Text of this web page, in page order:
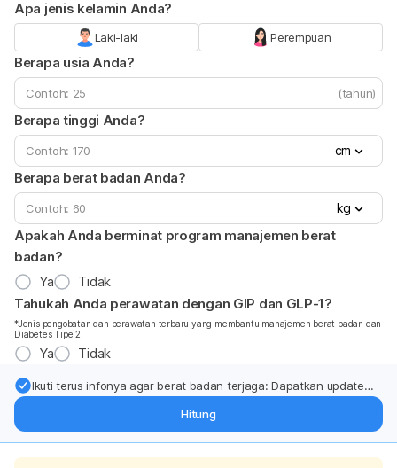
Apa jenis kelamin Anda?
Laki-laki Perempuan
Berapa usia Anda?
(tahun)
Berapa tinggi Anda?
cm
Berapa berat badan Anda?
kg
Apakah Anda berminat program manajemen berat
badan?
Ya
Tidak
Tahukah Anda perawatan dengan GIP dan GLP-1?
*Jenis pengobatan dan perawatan terbaru yang membantu manajemen berat badan dan
Diabetes Tipe 2
Ya Tidak
Ikuti terus infonya agar berat badan terjaga: Dapatkan update
Hitung